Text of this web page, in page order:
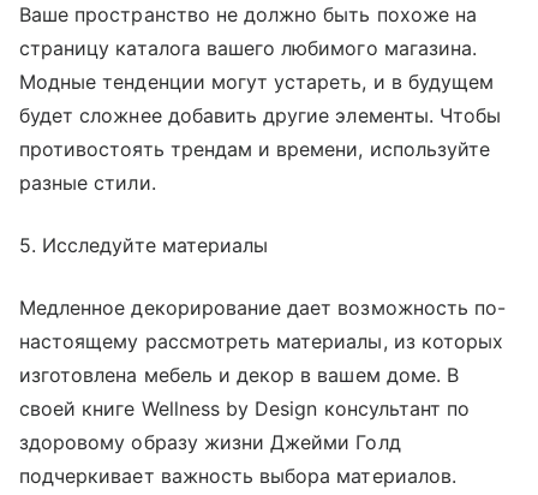
Ваше пространство не должно быть похоже на
страницу каталога вашего любимого магазина.
Модные тенденции могут устареть, и в будущем
будет сложнее добавить другие элементы. Чтобы
противостоять трендам и времени, используйте
разные стили.
5. Исследуйте материалы
Медленное декорирование дает возможность по-
настоящему рассмотреть материалы, из которых
изготовлена мебель и декор в вашем доме. В
своей книге Wellness by Design консультант по
здоровому образу жизни Джейми Голд
подчеркивает важность выбора материалов.